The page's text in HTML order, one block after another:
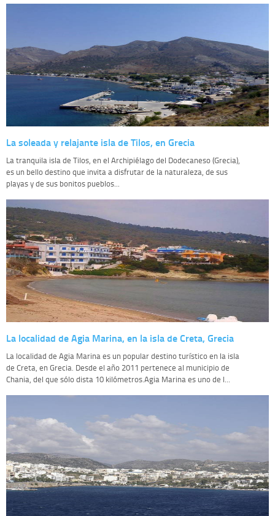
La soleada y relajante isla de Tilos, en Grecia
La tranquila isla de Tilos, en el Archipiélago del Dodecaneso (Grecia),
es un bello destino que invita a disfrutar de la naturaleza, de sus
playas y de sus bonitos pueblos...
La localidad de Agia Marina, en la isla de Creta, Grecia
La localidad de Agia Marina es un popular destino turístico en la isla
de Creta, en Grecia. Desde el año 2011 pertenece al municipio de
Chania, del que sólo dista 10 kilómetros.Agia Marina es uno de l...